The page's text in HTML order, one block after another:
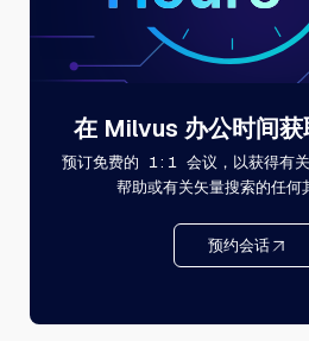
在 Milvus 办公时间获
预订免费的 1:1 会议，以获得
帮助或有关矢量搜索的任何
预约会话